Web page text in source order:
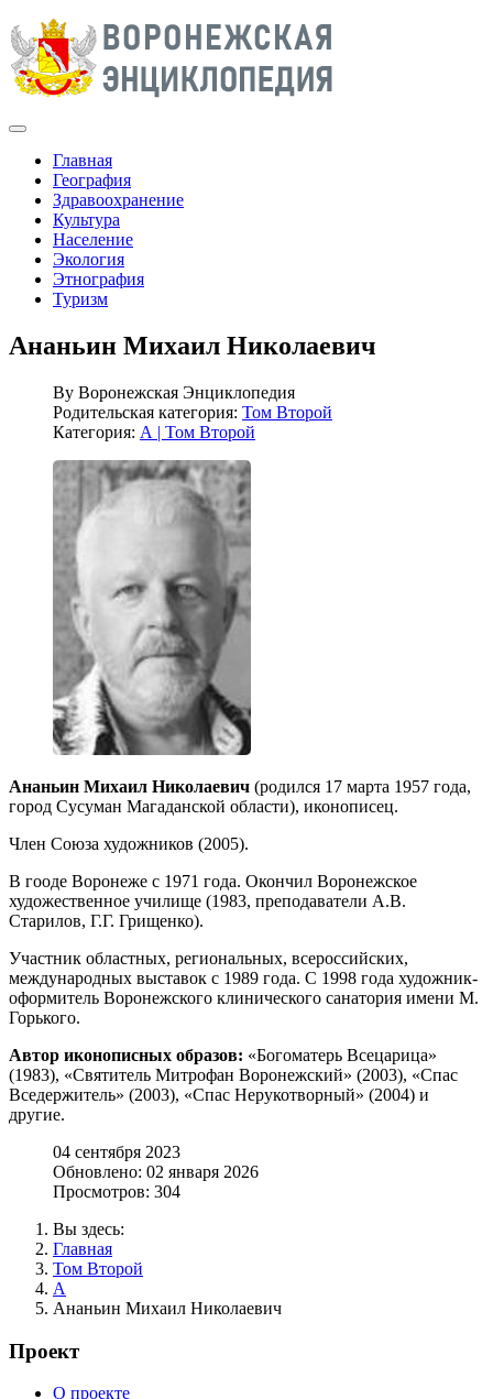
Главная
География
Здравоохранение
Культура
Население
Экология
Этнография
Туризм
Ананьин Михаил Николаевич
By Воронежская Энциклопедия
Родительская категория: Том Второй
Категория: А | Том Второй
Ананьин Михаил Николаевич (родился 17 марта 1957 года,
город Сусуман Магаданской области), иконописец.
Член Союза художников (2005).
В гооде Воронеже с 1971 года. Окончил Воронежское
художественное училище (1983, преподаватели А.В.
Старилов, Г.Г. Грищенко).
Участник областных, региональных, всероссийских,
международных выставок с 1989 года. С 1998 года художник-
оформитель Воронежского клинического санатория имени М.
Горького.
Автор иконописных образов: «Богоматерь Всецарица»
(1983), «Святитель Митрофан Воронежский» (2003), «Спас
Вседержитель» (2003), «Спас Нерукотворный» (2004) и
другие.
04 сентября 2023
Обновлено: 02 января 2026
Просмотров: 304
Вы здесь:
Главная
Том Второй
А
Ананьин Михаил Николаевич
Проект
О проекте